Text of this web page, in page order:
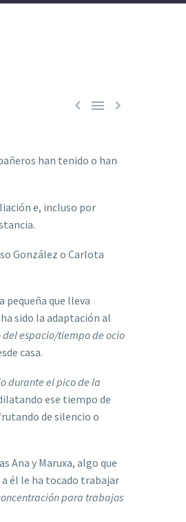
  
han tenido o han
e, incluso por
González o Carlota
pequeña que lleva
sido la adaptación al
espacio/tiempo de ocio
casa.
durante el pico de la
ese tiempo de
de silencio o
Ana y Maruxa, algo que
a él le ha tocado trabajar
para trabajos